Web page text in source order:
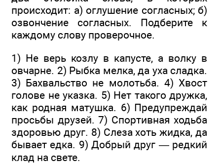
происходит: а) оглушение согласных; б)
озвончение согласных. Подберите к
каждому слову проверочное.
1) Не верь козлу в капусте, а волку в
овчарне. 2) Рыбка мелка, да уха сладка.
3) Бахвальство не молотьба. 4) Хвост
голове не указка. 5) Нет такого дружка,
как родная матушка. 6) Предупреждай
просьбы друзей. 7) Спортивная ходьба
здоровью друг. 8) Слеза хоть жидка, да
бывает едка. 9) Добрый друг — редкий
клад на свете.